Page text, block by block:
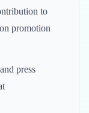
to
promotion
press